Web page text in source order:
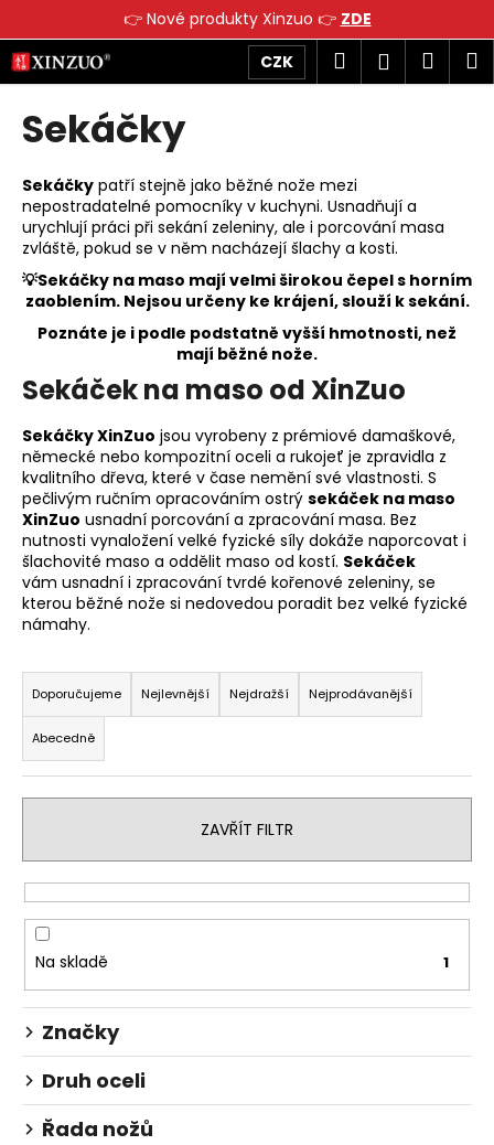
👉 Nové produkty Xinzuo 👉 ZDE
Přejít
na
obsah
CZK Hledat
Sekáčky
Sekáčky patří stejně jako běžné nože mezi
nepostradatelné pomocníky v kuchyni. Usnadňují a
urychlují práci při sekání zeleniny, ale i porcování masa
zvláště, pokud se v něm nacházejí šlachy a kosti.
💡Sekáčky na maso mají velmi širokou čepel s horním
zaoblením. Nejsou určeny ke krájení, slouží k sekání.
Poznáte je i podle podstatně vyšší hmotnosti, než
mají běžné nože.
Sekáček na maso od XinZuo
Sekáčky XinZuo jsou vyrobeny z prémiové damaškové,
německé nebo kompozitní oceli a rukojeť je zpravidla z
kvalitního dřeva, které v čase nemění své vlastnosti. S
pečlivým ručním opracováním ostrý sekáček na maso
XinZuo usnadní porcování a zpracování masa. Bez
nutnosti vynaložení velké fyzické síly dokáže naporcovat i
šlachovité maso a oddělit maso od kostí. Sekáček
vám usnadní i zpracování tvrdé kořenové zeleniny, se
kterou běžné nože si nedovedou poradit bez velké fyzické
námahy.
Ř
a
z
e
n
r
o
d
u
k
t
ů
Doporučujeme Nejlevnější Nejdražší Nejprodávanější
Abecedně
ZAVŘÍT FILTR
Na skladě 1
Značky
Druh oceli
Řada nožů
o
š Zpět
Zpět
C
o
p
o
t
ř
e
b
u
j
e
t
e
n
a
j
í
t
?
o
p
o
u
č
u
j
e
m
e